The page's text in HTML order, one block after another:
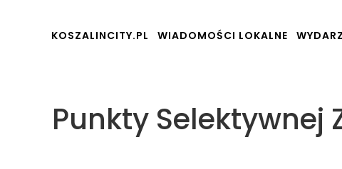
KOSZALINCITY.PL WIADOMOŚCI LOKALNE
Punkty Selektywnej